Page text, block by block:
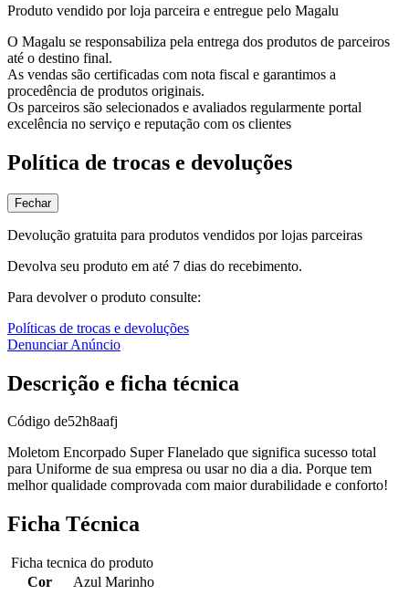
Produto vendido por loja parceira e entregue pelo Magalu
O Magalu se responsabiliza pela entrega dos produtos de parceiros
até o destino final.
As vendas são certificadas com nota fiscal e garantimos a
procedência de produtos originais.
Os parceiros são selecionados e avaliados regularmente portal
excelência no serviço e reputação com os clientes
Política de trocas e devoluções
Fechar
Devolução gratuita para produtos vendidos por lojas parceiras
Devolva seu produto em até 7 dias do recebimento.
Para devolver o produto consulte:
Políticas de trocas e devoluções
Denunciar Anúncio
Descrição e ficha técnica
Código de52h8aafj
Moletom Encorpado Super Flanelado que significa sucesso total
para Uniforme de sua empresa ou usar no dia a dia. Porque tem
melhor qualidade comprovada com maior durabilidade e conforto!
Ficha Técnica
Ficha tecnica do produto
Cor
Azul Marinho